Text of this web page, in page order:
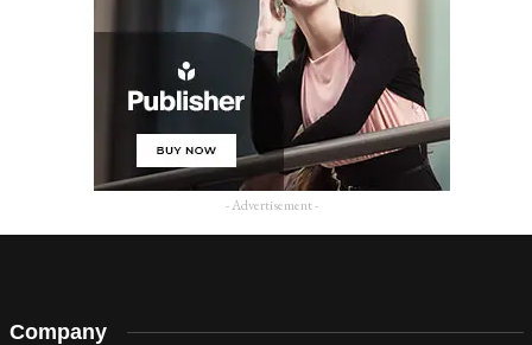
- Advertisement -
Company